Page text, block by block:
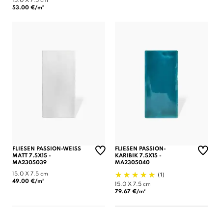
53.00 €/m²
FLIESEN PASSION-WEISS
MATT 7.5X15 -
MA2305039
15.0 X 7.5 cm
49.00 €/m²
FLIESEN PASSION-
KARIBIK 7.5X15 -
MA2305040
(1)
15.0 X 7.5 cm
79.67 €/m²